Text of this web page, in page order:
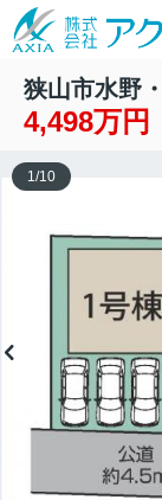
狭山市水野
4,498万円
1/10